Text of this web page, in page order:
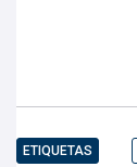
ETIQUETAS